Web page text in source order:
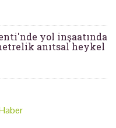
yol inşaatında
anıtsal heykel